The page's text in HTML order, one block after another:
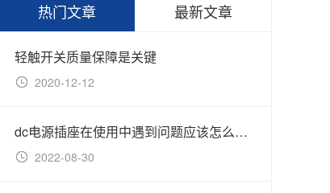
热门文章 最新文章
轻触开关质量保障是关键
2020-12-12
dc电源插座在使用中遇到问题应该怎么处理？
2022-08-30